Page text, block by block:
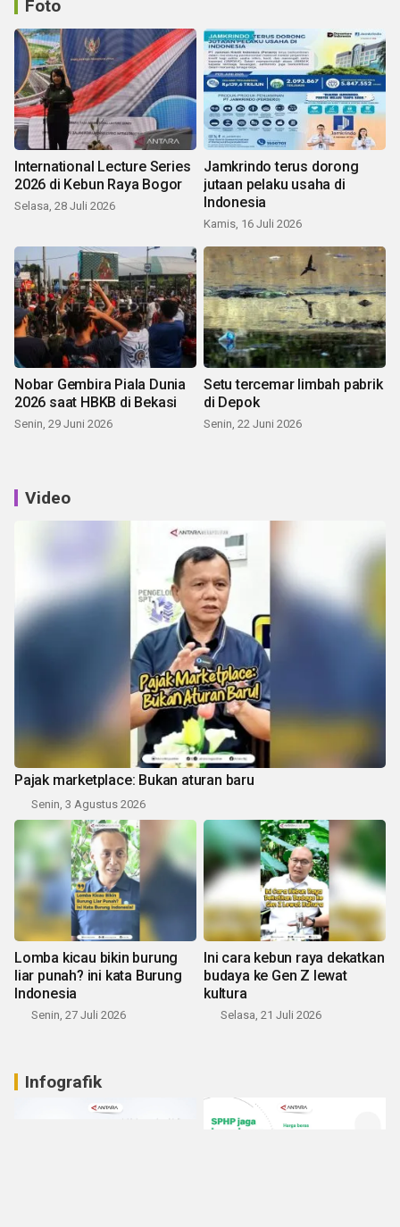
Foto
International Lecture Series
2026 di Kebun Raya Bogor
Selasa, 28 Juli 2026
Jamkrindo terus dorong
jutaan pelaku usaha di
Indonesia
Kamis, 16 Juli 2026
Nobar Gembira Piala Dunia
2026 saat HBKB di Bekasi
Senin, 29 Juni 2026
Setu tercemar limbah pabrik
di Depok
Senin, 22 Juni 2026
Video
Pajak marketplace: Bukan aturan baru
Senin, 3 Agustus 2026
Lomba kicau bikin burung
liar punah? ini kata Burung
Indonesia
Senin, 27 Juli 2026
Ini cara kebun raya dekatkan
budaya ke Gen Z lewat
kultura
Selasa, 21 Juli 2026
Infografik